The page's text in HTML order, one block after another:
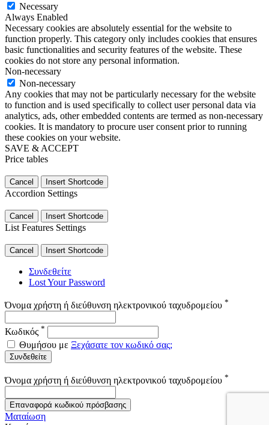
Necessary
Always Enabled
Necessary cookies are absolutely essential for the website to
function properly. This category only includes cookies that ensures
basic functionalities and security features of the website. These
cookies do not store any personal information.
Non-necessary
Non-necessary
Any cookies that may not be particularly necessary for the website
to function and is used specifically to collect user personal data via
analytics, ads, other embedded contents are termed as non-necessary
cookies. It is mandatory to procure user consent prior to running
these cookies on your website.
SAVE & ACCEPT
Price tables
Cancel Insert Shortcode
Accordion Settings
Cancel Insert Shortcode
List Features Settings
Cancel Insert Shortcode
Συνδεθείτε
Lost Your Password
Όνομα χρήστη ή διεύθυνση ηλεκτρονικού ταχυδρομείου *
Κωδικός *
Θυμήσου με Ξεχάσατε τον κωδικό σας;
Συνδεθείτε
Όνομα χρήστη ή διεύθυνση ηλεκτρονικού ταχυδρομείου *
Επαναφορά κωδικού πρόσβασης
Ματαίωση